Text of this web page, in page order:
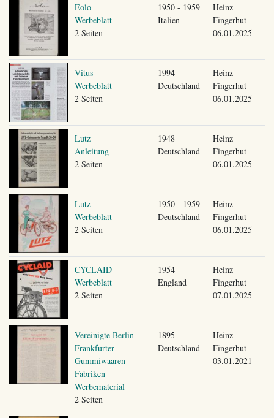
Eolo
Werbeblatt
2 Seiten
1950 - 1959
Italien
Heinz
Fingerhut
06.01.2025
Vitus
Werbeblatt
2 Seiten
1994
Deutschland
Heinz
Fingerhut
06.01.2025
Lutz
Anleitung
2 Seiten
1948
Deutschland
Heinz
Fingerhut
06.01.2025
Lutz
Werbeblatt
2 Seiten
1950 - 1959
Deutschland
Heinz
Fingerhut
06.01.2025
CYCLAID
Werbeblatt
2 Seiten
1954
England
Heinz
Fingerhut
07.01.2025
Vereinigte Berlin-
Frankfurter
Gummiwaaren
Fabriken
Werbematerial
2 Seiten
1895
Deutschland
Heinz
Fingerhut
03.01.2021